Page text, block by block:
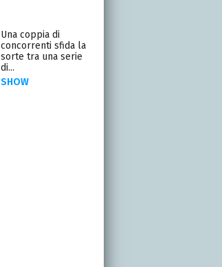
Una coppia di
concorrenti sfida la
sorte tra una serie
di...
SHOW